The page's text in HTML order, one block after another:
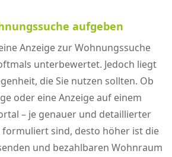
aufgeben
Anzeige zur Wohnungssuche
unterbewertet. Jedoch liegt
die Sie nutzen sollten. Ob
oder eine Anzeige auf einem
– je genauer und detaillierter
sind, desto höher ist die
und bezahlbaren Wohnraum